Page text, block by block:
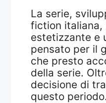
La serie,
fiction italiana,
estetizzante e
pensato per il
che presto
della serie.
decisione di
questo